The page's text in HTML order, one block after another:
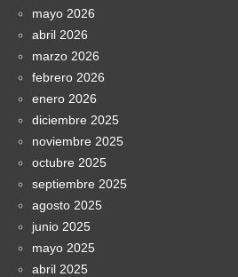
mayo 2026
abril 2026
marzo 2026
febrero 2026
enero 2026
diciembre 2025
noviembre 2025
octubre 2025
septiembre 2025
agosto 2025
junio 2025
mayo 2025
abril 2025